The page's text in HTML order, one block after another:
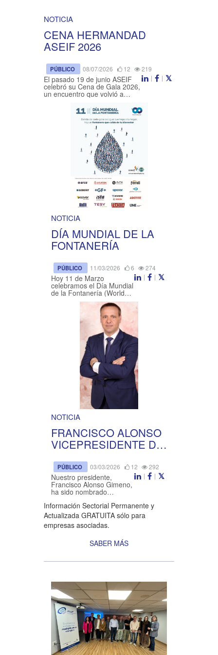
NOTICIA
CENA HERMANDAD
ASEIF 2026
PÚBLICO 08/07/2026 12
219
|
|
El pasado 19 de junio ASEIF
celebró su Cena de Gala 2026,
un encuentro que volvió a
colaboradores y profesionales
del sector en un ambiente de ...
NOTICIA
DÍA MUNDIAL DE LA
FONTANERÍA
PÚBLICO 11/03/2026 6
274
|
|
Hoy 11 de Marzo
celebramos el Día Mundial
de la Fontanería (World
Plumbing Day). El Día
Mundial de la Fontanería
es una iniciativa del
Consejo Mundial de la ...
NOTICIA
FRANCISCO ALONSO
VICEPRESIDENTE DE
PÚBLICO 03/03/2026 12
292
|
|
Nuestro presidente,
Francisco Alonso Gimeno,
ha sido nombrado
CEPYME, asumiendo una
responsabilidad de gran
relevancia dentro del
ámbito empresarial
Información Sectorial Permanente y
Actualizada GRATUITA sólo para
empresas asociadas.
SABER MÁS